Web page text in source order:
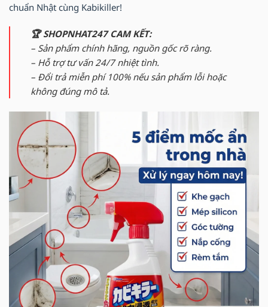
chuẩn Nhật cùng Kabikiller!
🏆 SHOPNHAT247 CAM KẾT:
– Sản phẩm chính hãng, nguồn gốc rõ ràng.
– Hỗ trợ tư vấn 24/7 nhiệt tình.
– Đổi trả miễn phí 100% nếu sản phẩm lỗi hoặc
không đúng mô tả.